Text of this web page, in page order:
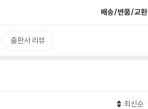
배송/반품/교환
출판사 리뷰
최신순